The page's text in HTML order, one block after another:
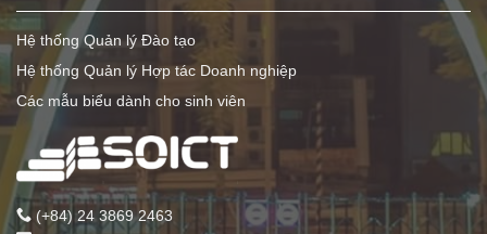
Hệ thống Quản lý Đào tạo
Hệ thống Quản lý Hợp tác Doanh nghiệp
Các mẫu biểu dành cho sinh viên
(+84) 24 3869 2463